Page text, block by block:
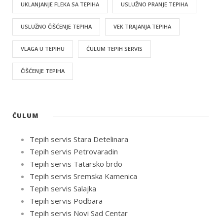
UKLANJANJE FLEKA SA TEPIHA USLUŽNO PRANJE TEPIHA
USLUŽNO ČIŠĆENJE TEPIHA VEK TRAJANJA TEPIHA
VLAGA U TEPIHU ĆULUM TEPIH SERVIS
ČIŠĆENJE TEPIHA
ĆULUM
Tepih servis Stara Detelinara
Tepih servis Petrovaradin
Tepih servis Tatarsko brdo
Tepih servis Sremska Kamenica
Tepih servis Salajka
Tepih servis Podbara
Tepih servis Novi Sad Centar